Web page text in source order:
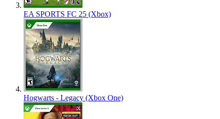
EA SPORTS FC 25 (Xbox)
Hogwarts - Legacy (Xbox One)